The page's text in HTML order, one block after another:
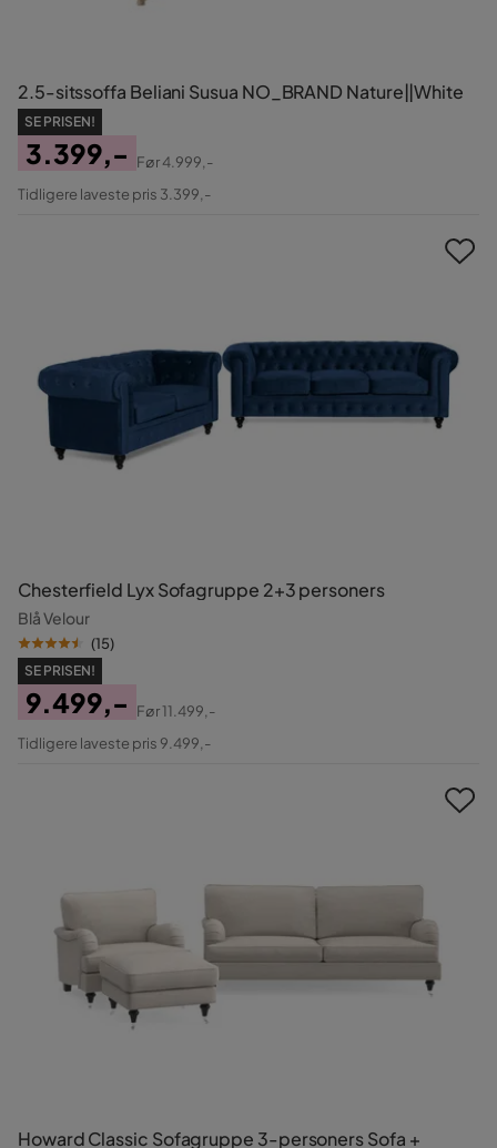
2.5-sitssoffa Beliani Susua NO_BRAND Nature||White
SE PRISEN!
Pris
3.399,-
Original
Før4.999,-
Tidligere laveste pris 3.399,-
Chesterfield Lyx Sofagruppe 2+3 personers
Blå Velour
(15)
SE PRISEN!
Pris
9.499,-
Original
Før11.499,-
Tidligere laveste pris 9.499,-
Howard Classic Sofagruppe 3-personers Sofa +